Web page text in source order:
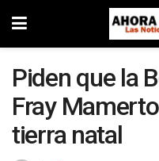
Piden que la
Fray
tierra natal